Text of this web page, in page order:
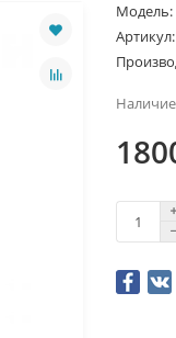
Модель:
Артикул: